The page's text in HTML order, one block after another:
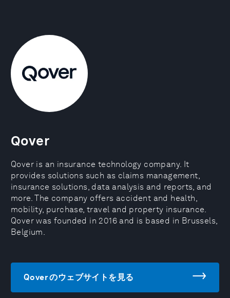
Qover
Qover is an insurance technology company. It
provides solutions such as claims management,
insurance solutions, data analysis and reports, and
more. The company offers accident and health,
mobility, purchase, travel and property insurance.
Qover was founded in 2016 and is based in Brussels,
Belgium.
Qover のウェブサイトを見る